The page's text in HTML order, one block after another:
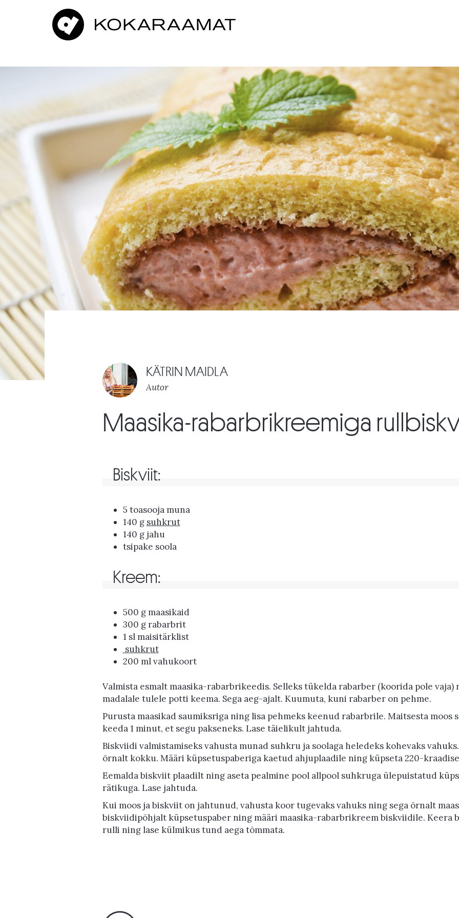
KÄTRIN MAIDLA
Autor
Maasika-rabarbrikreemiga
Biskviit:
5 toasooja muna
140 g suhkrut
140 g jahu
tsipake soola
Kreem:
500 g maasikaid
300 g rabarbrit
1 sl maisitärklist
suhkrut
200 ml vahukoort
Valmista esmalt maasika-rabarbrikeedis. Selleks tükelda rabarber (koorida pole vaja)
madalale tulele potti keema. Sega aeg-ajalt. Kuumuta, kuni rabarber on pehme.
Purusta maasikad saumiksriga ning lisa pehmeks keenud rabarbrile. Maitsesta moos
keeda 1 minut, et segu pakseneks. Lase täielikult jahtuda.
Biskviidi valmistamiseks vahusta munad suhkru ja soolaga heledeks kohevaks
õrnalt kokku. Määri küpsetuspaberiga kaetud ahjuplaadile ning küpseta 220-
Eemalda biskviit plaadilt ning aseta pealmine pool allpool suhkruga ülepuistatud
rätikuga. Lase jahtuda.
Kui moos ja biskviit on jahtunud, vahusta koor tugevaks vahuks ning sega õrnalt
biskviidipõhjalt küpsetuspaber ning määri maasika-rabarbrikreem biskviidile. Keera
rulli ning lase külmikus tund aega tõmmata.